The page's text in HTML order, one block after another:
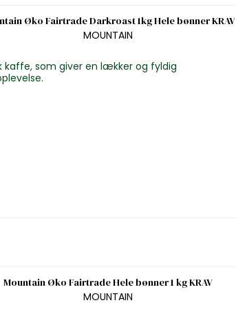
Øko Fairtrade Darkroast 1kg Hele bønner KRAV
MOUNTAIN
kaffe, som giver en lækker og fyldig
Mountain Øko Fairtrade Hele bønner 1 kg KRAV
MOUNTAIN